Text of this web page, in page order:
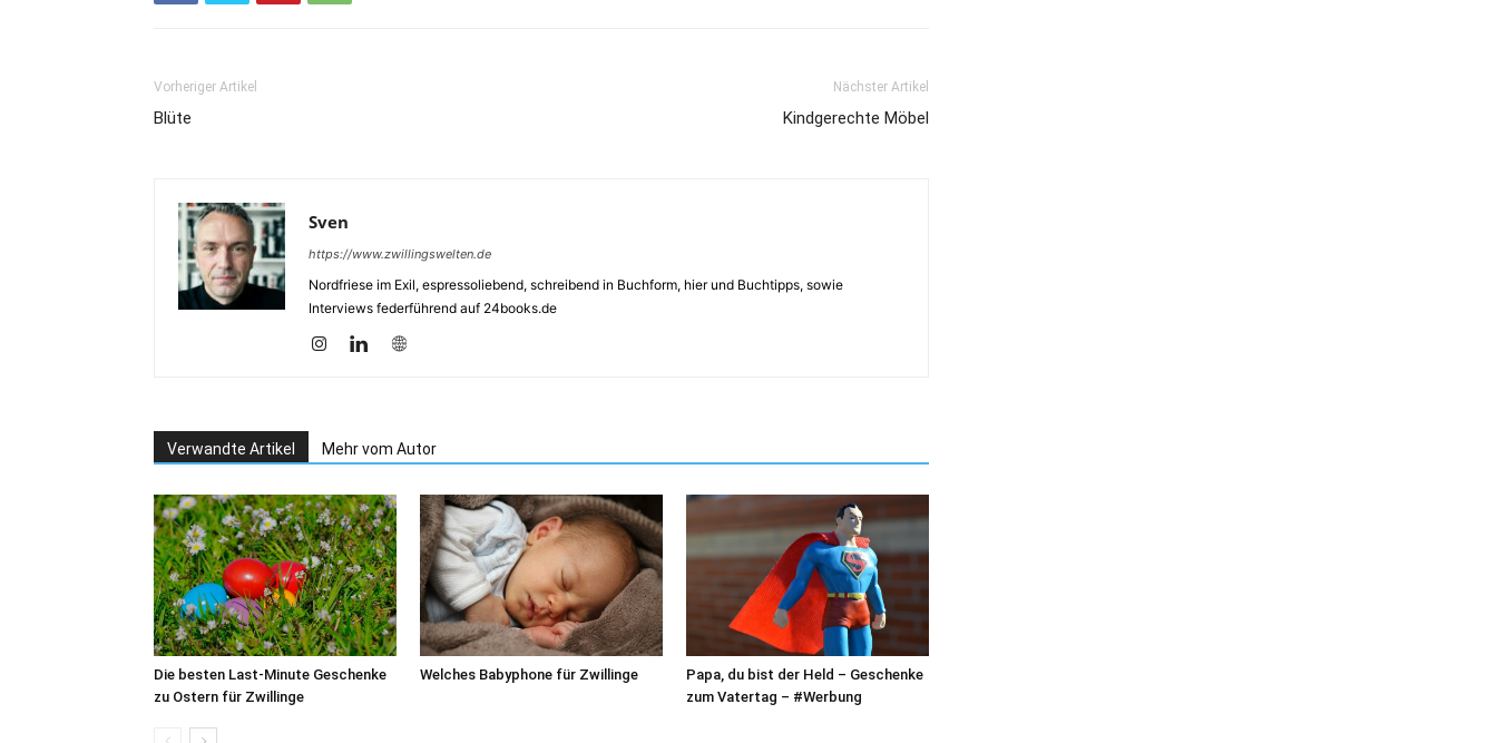
Vorheriger Artikel
Blüte
Nächster Artikel
Kindgerechte Möbel
Sven
https://www.zwillingswelten.de
Nordfriese im Exil, espressoliebend, schreibend in Buchform, hier und Buchtipps, sowie
Interviews federführend auf 24books.de
Verwandte Artikel Mehr vom Autor
Die besten Last-Minute Geschenke
zu Ostern für Zwillinge
Welches Babyphone für Zwillinge
Papa, du bist der Held – Geschenke
zum Vatertag – #Werbung